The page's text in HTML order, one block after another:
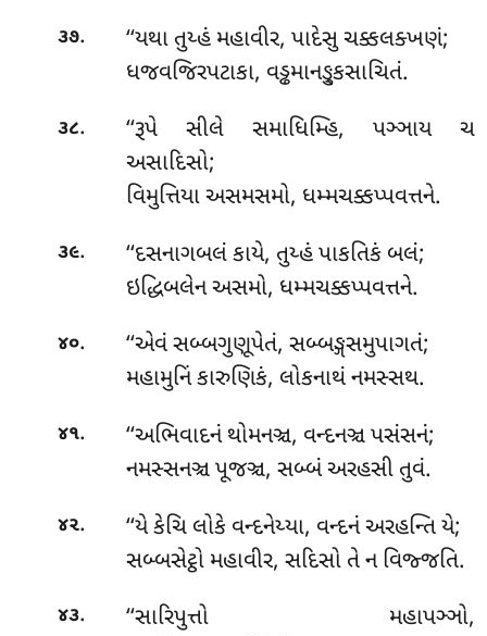
૩૭. ‘‘યથા તુય્હં મહાવીર, પાદેસુ ચક્કલક્ખણં;
ધજવજિરપટાકા, વડ્ઢમાનઙ્કુસાચિતં.
૩૮. ‘‘રૂપે સીલે સમાધિમ્હિ, પઞ્ઞાય ચ
અસાદિસો;
વિમુત્તિયા અસમસમો, ધમ્મચક્કપ્પવત્તને.
૩૯. ‘‘દસનાગબલંકાયે, તુય્હં પાકતિકં બલં;
ઇદ્ધિબલેન અસમો, ધમ્મચક્કપ્પવત્તને.
૪૦.
‘‘એવં સબ્બગુણૂપેતં, સબ્બઙ્ગસમુપાગતં;
મહામુનિં કારુણિકં, લોકનાથં નમસ્સથ.
૪૧.
‘‘અભિવાદનં થોમનઞ્ચ, વન્દનઞ્ચ પસંસનં;
નમસ્સનઞ્ચ પૂજઞ્ચ, સબ્બં અરહસી તુવં.
૪૨.
‘‘યે કેચિ લોકે વન્દનેય્યા, વન્દનં અરહન્તિ યે;
સબ્બસેટ્ઠો મહાવીર, સદિસો તે ન વિજ્જતિ.
૪૩.
‘‘સારિપુત્તો મહાપઞ્ઞો,